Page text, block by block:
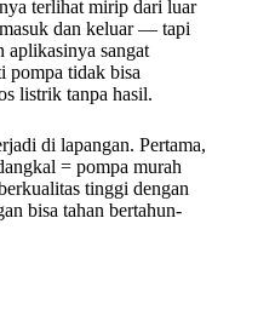
terlihat mirip dari luar
dan keluar — tapi
aplikasinya sangat
pompa tidak bisa
listrik tanpa hasil.
di lapangan. Pertama,
= pompa murah
tinggi dengan
bisa tahan bertahun-